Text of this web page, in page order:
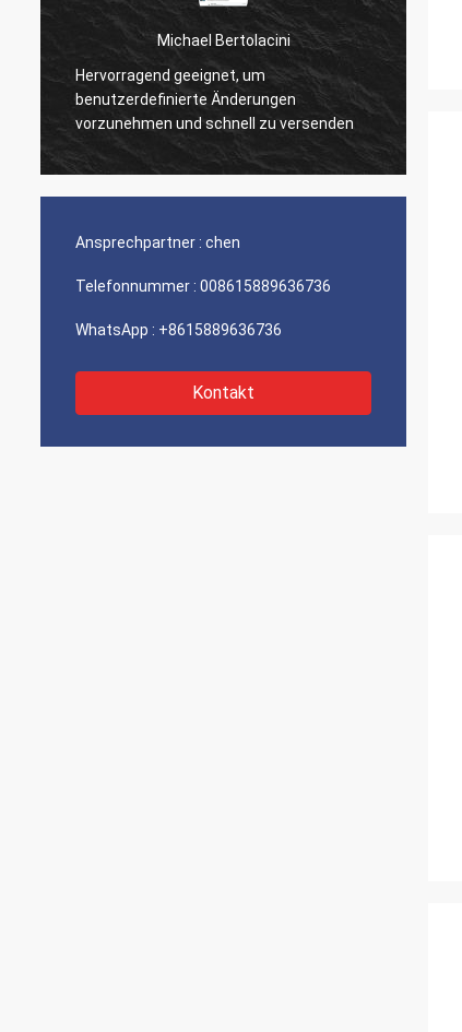
Michael Bertolacini
Hervorragend geeignet, um
benutzerdefinierte Änderungen
vorzunehmen und schnell zu versenden
Ansprechpartner : chen
Telefonnummer : 008615889636736
WhatsApp : +8615889636736
Kontakt